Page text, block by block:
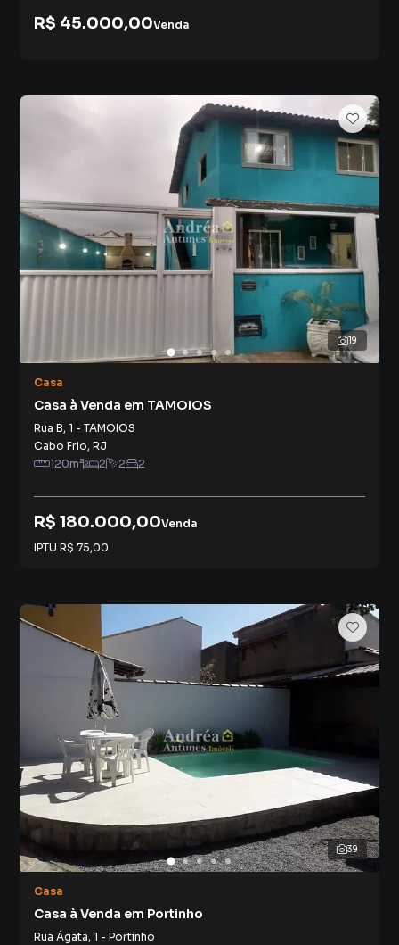
R$ 45.000,00Venda
19
Casa
Casa à Venda em TAMOIOS
Rua B, 1 - TAMOIOS
Cabo Frio, RJ
120m² 2 2 2
R$ 180.000,00Venda
IPTU R$ 75,00
39
Casa
Casa à Venda em Portinho
Rua Ágata, 1 - Portinho